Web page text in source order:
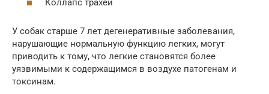
Коллапс трахеи
У собак старше 7 лет дегенеративные заболевания,
нарушающие нормальную функцию легких, могут
приводить к тому, что легкие становятся более
уязвимыми к содержащимся в воздухе патогенам и
токсинам.